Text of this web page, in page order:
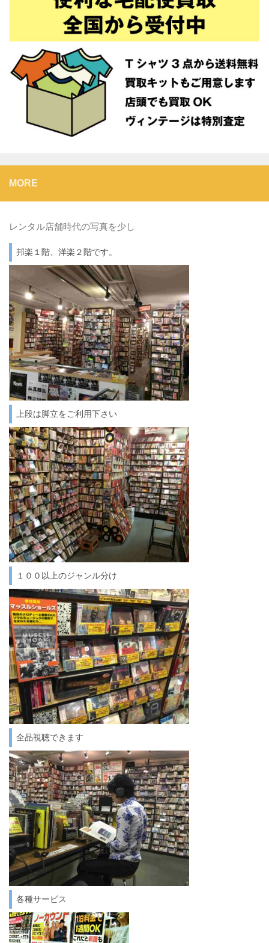
MORE
レンタル店舗時代の写真を少し
邦楽１階、洋楽２階です。
上段は脚立をご利用下さい
１００以上のジャンル分け
全品視聴できます
各種サービス